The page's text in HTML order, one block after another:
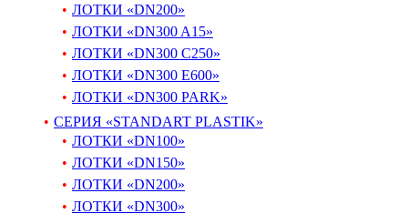
ЛОТКИ «DN200»
ЛОТКИ «DN300 A15»
ЛОТКИ «DN300 C250»
ЛОТКИ «DN300 E600»
ЛОТКИ «DN300 PARK»
СЕРИЯ «STANDART PLASTIK»
ЛОТКИ «DN100»
ЛОТКИ «DN150»
ЛОТКИ «DN200»
ЛОТКИ «DN300»